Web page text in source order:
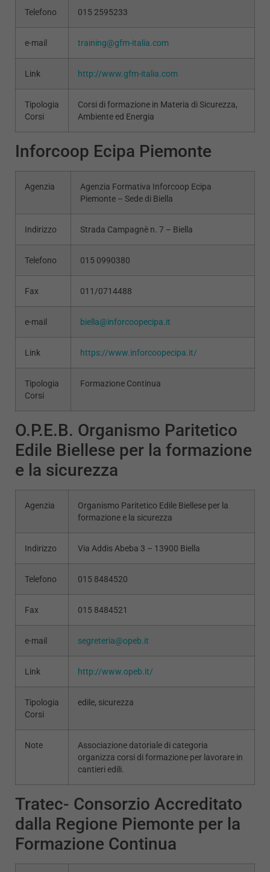
Telefono 015 2595233
e-mail training@gfm-italia.com
Link http://www.gfm-italia.com
Tipologia
Corsi
Corsi di formazione in Materia di Sicurezza,
Ambiente ed Energia
Inforcoop Ecipa Piemonte
Agenzia
Agenzia Formativa Inforcoop Ecipa
Piemonte – Sede di Biella
Indirizzo Strada Campagnè n. 7 – Biella
Telefono 015 0990380
Fax 011/0714488
e-mail biella@inforcoopecipa.it
Link https://www.inforcoopecipa.it/
Tipologia
Corsi
Formazione Continua
O.P.E.B. Organismo Paritetico
Edile Biellese per la formazione
e la sicurezza
Agenzia
Organismo Paritetico Edile Biellese per la
formazione e la sicurezza
Indirizzo Via Addis Abeba 3 – 13900 Biella
Telefono 015 8484520
Fax 015 8484521
e-mail segreteria@opeb.it
Link http://www.opeb.it/
Tipologia
Corsi
edile, sicurezza
Note
Associazione datoriale di categoria
organizza corsi di formazione per lavorare in
cantieri edili.
Tratec- Consorzio Accreditato
dalla Regione Piemonte per la
Formazione Continua